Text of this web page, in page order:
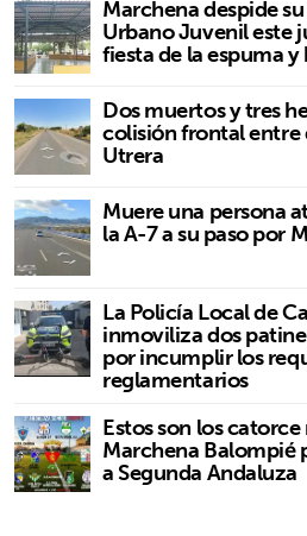
Marchena despide
Urbano Juvenil este
fiesta de la espuma
Dos muertos y tres
colisión frontal entre
Utrera
Muere una persona
la A-7 a su paso por
La Policía Local de
inmoviliza dos
por incumplir los
reglamentarios
Estos son los
Marchena Balompié
a Segunda Andaluza